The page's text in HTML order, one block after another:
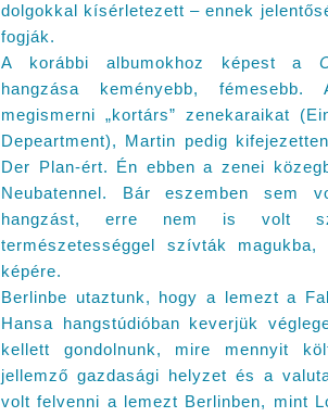
dolgokkal kísérletezett – ennek
fogják.
A korábbi albumokhoz képest a
hangzása keményebb,
megismerni „kortárs” zenekaraikat
Depeartment), Martin pedig
Der Plan-ért. Én ebben a zenei
Neubatennel. Bár eszemben sem
hangzást, erre nem is volt
természetességgel szívták
képére.
Berlinbe utaztunk, hogy a lemezt a
Hansa hangstúdióban keverjük
kellett gondolnunk, mire mennyit
jellemző gazdasági helyzet és a
volt felvenni a lemezt Berlinben, mint